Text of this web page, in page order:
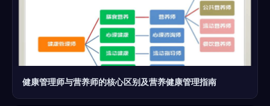
健康管理师与营养师的核心区别及营养健康管理指南